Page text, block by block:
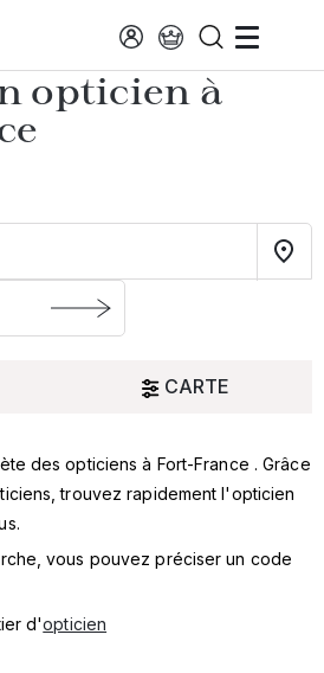
Fort-France
opticien à
CARTE
des opticiens à Fort-France . Grâce
trouvez rapidement l'opticien
vous pouvez préciser un code
d'opticien